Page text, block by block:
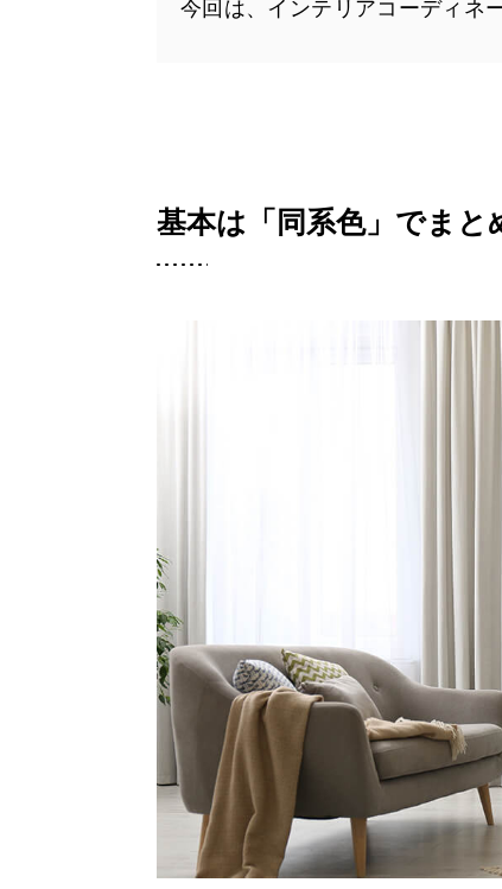
今回は、インテリアコーディネ
基本は「同系色」でまと